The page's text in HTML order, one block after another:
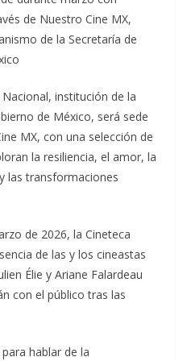
de Nuestro Cine MX,
de la Secretaría de
institución de la
de México, será sede
MX, con una selección de
la resiliencia, el amor, la
las transformaciones
de 2026, la Cineteca
de las y los cineastas
Élie y Ariane Falardeau
con el público tras las
hablar de la